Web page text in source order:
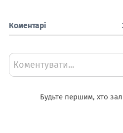
Коментарі
Коментувати...
Будьте першим, хто